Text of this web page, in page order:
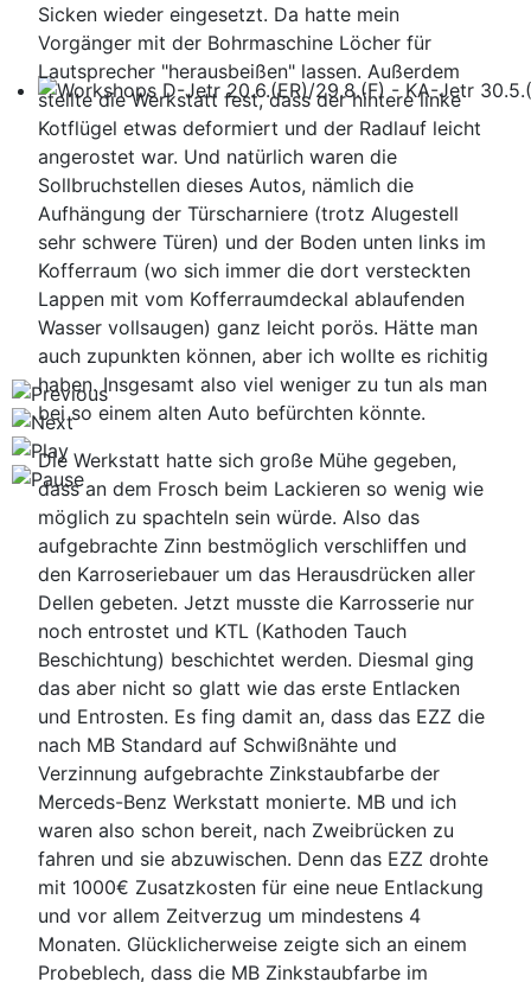
Workshops D-Jetr 20.6.(ER)/29.8.(F) - KA-Jetr
Sicken wieder eingesetzt. Da hatte mein
Vorgänger mit der Bohrmaschine Löcher für
Lautsprecher "herausbeißen" lassen. Außerdem
stellte die Werkstatt fest, dass der hintere linke
Kotflügel etwas deformiert und der Radlauf leicht
angerostet war. Und natürlich waren die
Sollbruchstellen dieses Autos, nämlich die
Aufhängung der Türscharniere (trotz Alugestell
sehr schwere Türen) und der Boden unten links im
Kofferraum (wo sich immer die dort versteckten
Lappen mit vom Kofferraumdeckal ablaufenden
Wasser vollsaugen) ganz leicht porös. Hätte man
auch zupunkten können, aber ich wollte es richitig
haben. Insgesamt also viel weniger zu tun als man
bei so einem alten Auto befürchten könnte.
Die Werkstatt hatte sich große Mühe gegeben,
dass an dem Frosch beim Lackieren so wenig wie
möglich zu spachteln sein würde. Also das
aufgebrachte Zinn bestmöglich verschliffen und
den Karroseriebauer um das Herausdrücken aller
Dellen gebeten. Jetzt musste die Karrosserie nur
noch entrostet und KTL (Kathoden Tauch
Beschichtung) beschichtet werden. Diesmal ging
das aber nicht so glatt wie das erste Entlacken
und Entrosten. Es fing damit an, dass das EZZ die
nach MB Standard auf Schwißnähte und
Verzinnung aufgebrachte Zinkstaubfarbe der
Merceds-Benz Werkstatt monierte. MB und ich
waren also schon bereit, nach Zweibrücken zu
fahren und sie abzuwischen. Denn das EZZ drohte
mit 1000€ Zusatzkosten für eine neue Entlackung
und vor allem Zeitverzug um mindestens 4
Monaten. Glücklicherweise zeigte sich an einem
Probeblech, dass die MB Zinkstaubfarbe im